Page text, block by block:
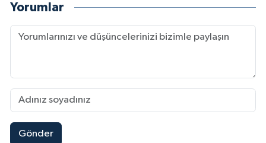
Yorumlar
Gönder